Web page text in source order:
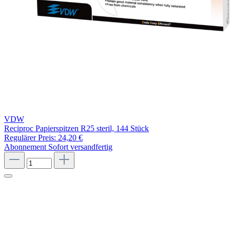
VDW
Reciproc Papierspitzen R25 steril, 144 Stück
Regulärer Preis: 24,20 €
Abonnement Sofort versandfertig